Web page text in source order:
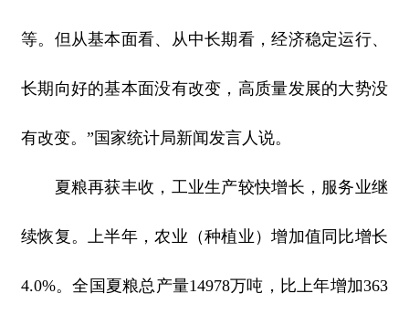
等。但从基本面看、从中长期看，经济稳定运行、
长期向好的基本面没有改变，高质量发展的大势没
有改变。”国家统计局新闻发言人说。
夏粮再获丰收，工业生产较快增长，服务业继
续恢复。上半年，农业（种植业）增加值同比增长
4.0%。全国夏粮总产量14978万吨，比上年增加363